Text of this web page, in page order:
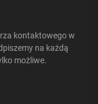
kontaktowego w
na każdą
możliwe.